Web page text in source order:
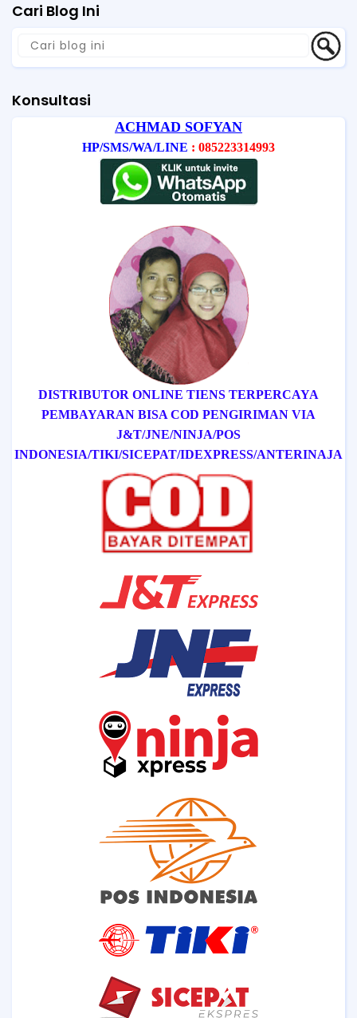
Cari Blog Ini
Konsultasi
ACHMAD SOFYAN
HP/SMS/WA/LINE : 085223314993
DISTRIBUTOR ONLINE TIENS TERPERCAYA
PEMBAYARAN BISA COD PENGIRIMAN VIA
J&T/JNE/NINJA/POS
INDONESIA/TIKI/SICEPAT/IDEXPRESS/ANTERINAJA